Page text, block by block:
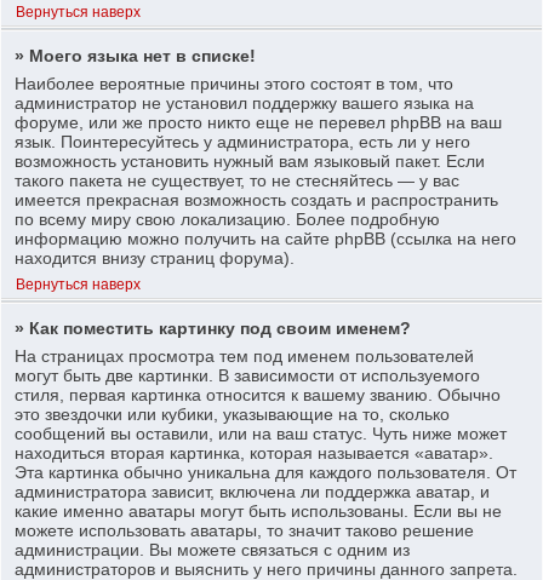
Вернуться наверх
» Моего языка нет в списке!
Наиболее вероятные причины этого состоят в том, что
администратор не установил поддержку вашего языка на
форуме, или же просто никто еще не перевел phpBB на ваш
язык. Поинтересуйтесь у администратора, есть ли у него
возможность установить нужный вам языковый пакет. Если
такого пакета не существует, то не стесняйтесь — у вас
имеется прекрасная возможность создать и распространить
по всему миру свою локализацию. Более подробную
информацию можно получить на сайте phpBB (ссылка на него
находится внизу страниц форума).
Вернуться наверх
» Как поместить картинку под своим именем?
На страницах просмотра тем под именем пользователей
могут быть две картинки. В зависимости от используемого
стиля, первая картинка относится к вашему званию. Обычно
это звездочки или кубики, указывающие на то, сколько
сообщений вы оставили, или на ваш статус. Чуть ниже может
находиться вторая картинка, которая называется «аватар».
Эта картинка обычно уникальна для каждого пользователя. От
администратора зависит, включена ли поддержка аватар, и
какие именно аватары могут быть использованы. Если вы не
можете использовать аватары, то значит таково решение
администрации. Вы можете связаться с одним из
администраторов и выяснить у него причины данного запрета.